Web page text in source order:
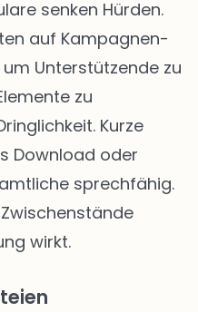
senken Hürden.
auf Kampagnen-
Unterstützende zu
zu
Kurze
Download oder
sprechfähig.
wirkt.